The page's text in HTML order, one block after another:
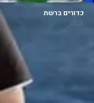
כדורים ברשת
2026